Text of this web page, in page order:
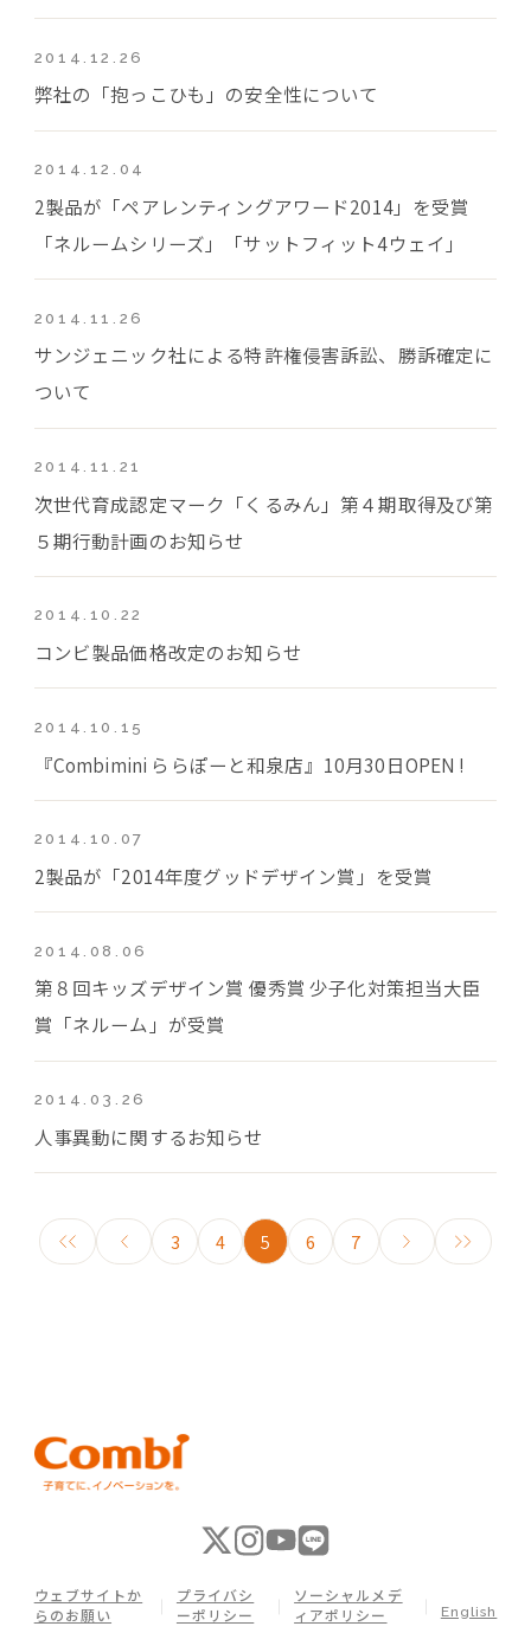
2014.12.26
弊社の「抱っこひも」の安全性について
2014.12.04
2製品が「ペアレンティングアワード2014」を受賞
「ネルームシリーズ」「サットフィット4ウェイ」
2014.11.26
サンジェニック社による特許権侵害訴訟、勝訴確定に
ついて
2014.11.21
次世代育成認定マーク「くるみん」第４期取得及び第
５期行動計画のお知らせ
2014.10.22
コンビ製品価格改定のお知らせ
2014.10.15
『Combimini ららぽーと和泉店』10月30日OPEN !
2014.10.07
2製品が「2014年度グッドデザイン賞」を受賞
2014.08.06
第８回キッズデザイン賞 優秀賞 少子化対策担当大臣
賞「ネルーム」が受賞
2014.03.26
人事異動に関するお知らせ
3 4 5 6 7
ウェブサイトか
らのお願い
プライバシ
ーポリシー
ソーシャルメデ
ィアポリシー
English